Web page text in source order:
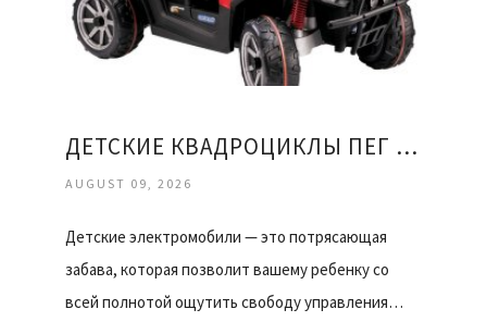
ДЕТСКИЕ КВАДРОЦИКЛЫ ПЕГ ПЕРЕГО
AUGUST 09, 2026
Детские электромобили — это потрясающая
забава, которая позволит вашему ребенку со
всей полнотой ощутить свободу управления…